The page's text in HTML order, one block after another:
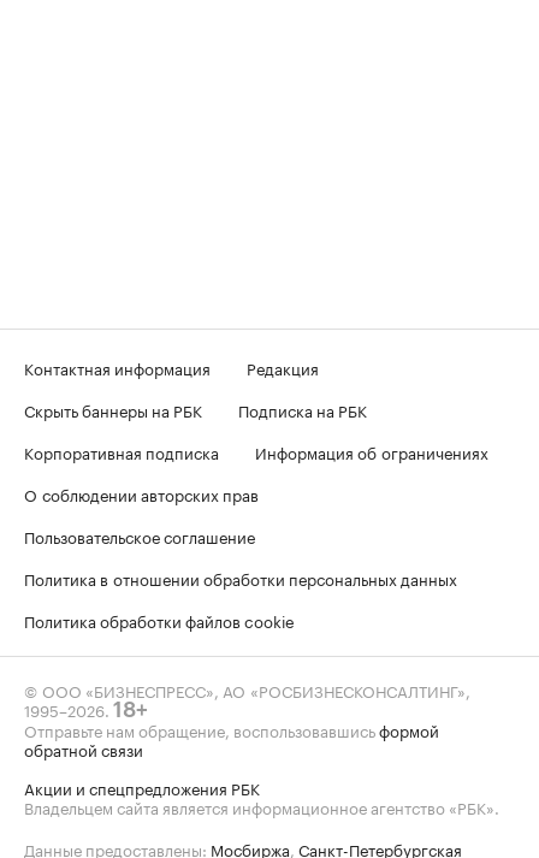
Контактная информация
Редакция
Скрыть баннеры на РБК
Подписка на РБК
Корпоративная подписка
Информация об ограничениях
О соблюдении авторских прав
Пользовательское соглашение
Политика в отношении обработки персональных данных
Политика обработки файлов cookie
© ООО «БИЗНЕСПРЕСС», АО «РОСБИЗНЕСКОНСАЛТИНГ»,
1995–2026 18+
Отправьте нам обращение, воспользовавшисьформой
обратной связи
Акции и спецпредложения РБК
Владельцем сайта является информационное агентство «РБК».
Данные предоставлены: Мосбиржа Санкт-Петербургская